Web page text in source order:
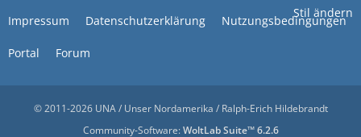
Stil ändern
Impressum Datenschutzerklärung Nutzungsbedingungen
Portal Forum
© 2011-2026 UNA / Unser Nordamerika / Ralph-Erich Hildebrandt
Community-Software:WoltLab Suite™ 6.2.6